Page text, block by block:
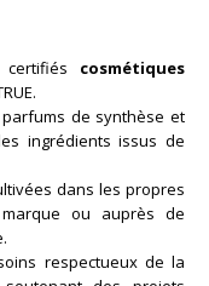
cosmétiques
parfums de synthèse et
ingrédients issus de
dans les propres
ou auprès de
respectueux de la